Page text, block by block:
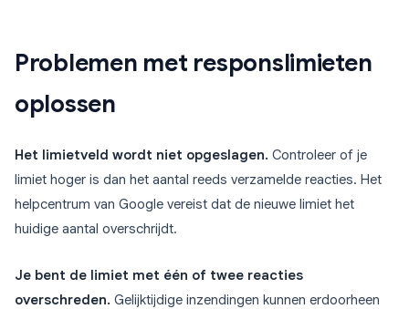
Problemen met responslimieten
oplossen
Het limietveld wordt niet opgeslagen. Controleer of je
limiet hoger is dan het aantal reeds verzamelde reacties. Het
helpcentrum van Google vereist dat de nieuwe limiet het
huidige aantal overschrijdt.
Je bent de limiet met één of twee reacties
overschreden. Gelijktijdige inzendingen kunnen erdoorheen